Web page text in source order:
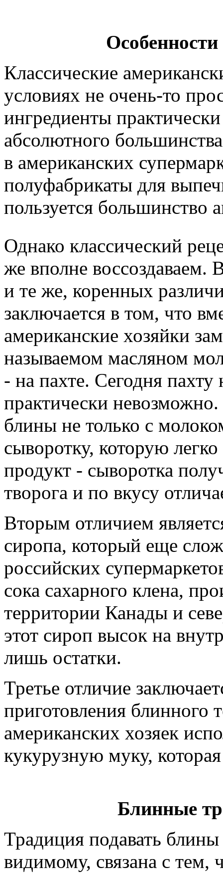
Классические
условиях не очень-то
ингредиенты
абсолютного
в американских
полуфабрикаты для
пользуется большинство
Однако классический
же вполне
и те же, коренных
заключается в том, что
американские хозяйки
называемом масляном
- на пахте. Сегодня
практически
блины не только с
сыворотку, которую
продукт - сыворотка
творога и по вкусу
Вторым отличием
сиропа, который еще
российских
сока сахарного клена,
территории Канады и
этот сироп высок на
лишь остатки.
Третье отличие
приготовления блинного
американских хозяек
кукурузную муку,
Блинные
Традиция подавать
видимому, связана с тем,